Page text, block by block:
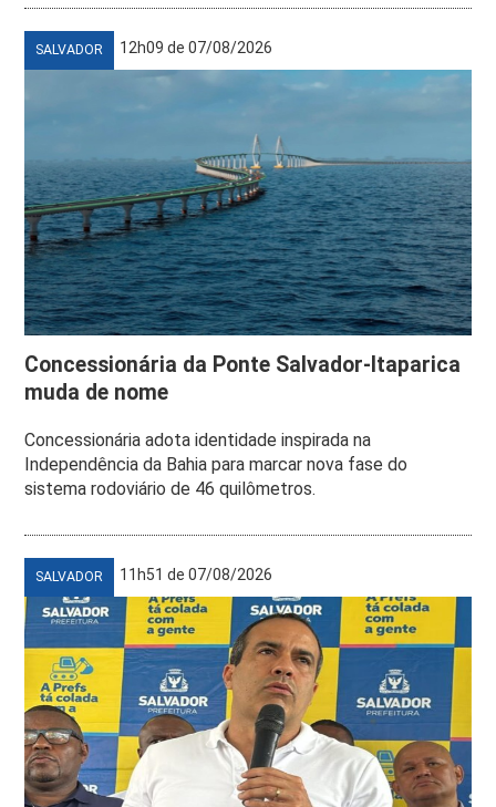
SALVADOR 12h09 de 07/08/2026
Concessionária da Ponte Salvador-Itaparica
muda de nome
Concessionária adota identidade inspirada na
Independência da Bahia para marcar nova fase do
sistema rodoviário de 46 quilômetros.
SALVADOR 11h51 de 07/08/2026